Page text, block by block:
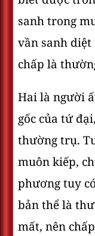
sanh trong
vần sanh
chấp là
Hai là người
gốc của tứ
thường trụ.
muôn kiếp,
phương tuy
bản thể là
mất, nên